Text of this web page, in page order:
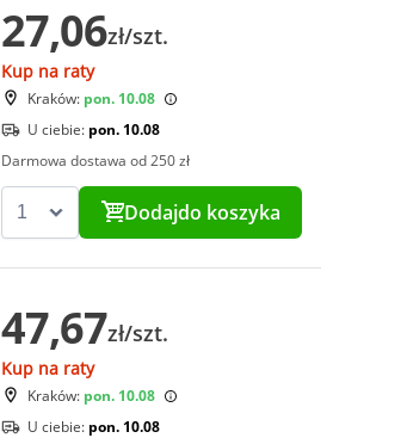
27,06zł/szt.
Kup na raty
Kraków: pon. 10.08
U ciebie: pon. 10.08
Darmowa dostawa od 250 zł
Dodajdo koszyka
47,67zł/szt.
Kup na raty
Kraków: pon. 10.08
U ciebie: pon. 10.08